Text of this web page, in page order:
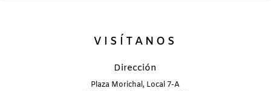
VISÍTANOS
Dirección
Plaza Morichal, Local 7-A